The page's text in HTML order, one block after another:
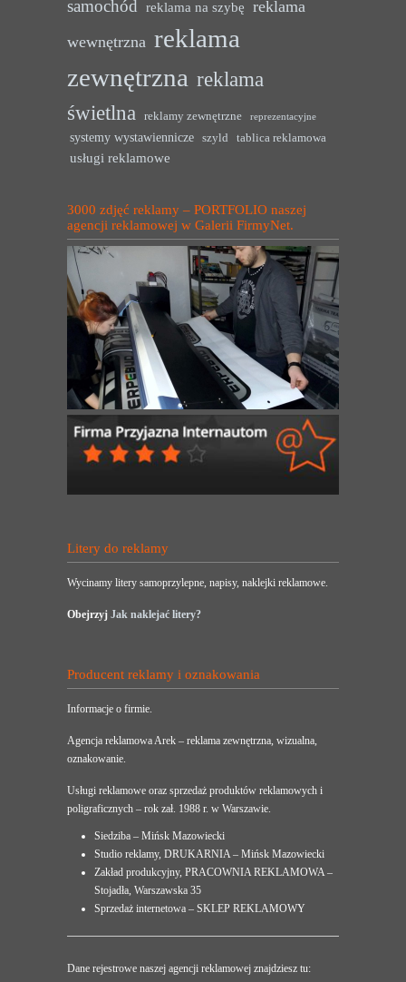
samochód reklama na szybę reklama
wewnętrzna reklama
zewnętrzna reklama
świetlna
reklamy zewnętrzne reprezentacyjne
systemy wystawiennicze szyld tablica reklamowa
usługi reklamowe
3000 zdjęć reklamy – PORTFOLIO naszej
agencji reklamowej w Galerii FirmyNet.
Litery do reklamy
Wycinamy litery samoprzylepne, napisy, naklejki reklamowe.
Obejrzyj Jak naklejać litery?
Producent reklamy i oznakowania
Informacje o firmie.
Agencja reklamowa Arek – reklama zewnętrzna, wizualna,
oznakowanie.
Usługi reklamowe oraz sprzedaż produktów reklamowych i
poligraficznych – rok zał. 1988 r. w Warszawie.
Siedziba – Mińsk Mazowiecki
Studio reklamy, DRUKARNIA – Mińsk Mazowiecki
Zakład produkcyjny, PRACOWNIA REKLAMOWA –
Stojadła, Warszawska 35
Sprzedaż internetowa – SKLEP REKLAMOWY
Dane rejestrowe naszej agencji reklamowej znajdziesz tu: